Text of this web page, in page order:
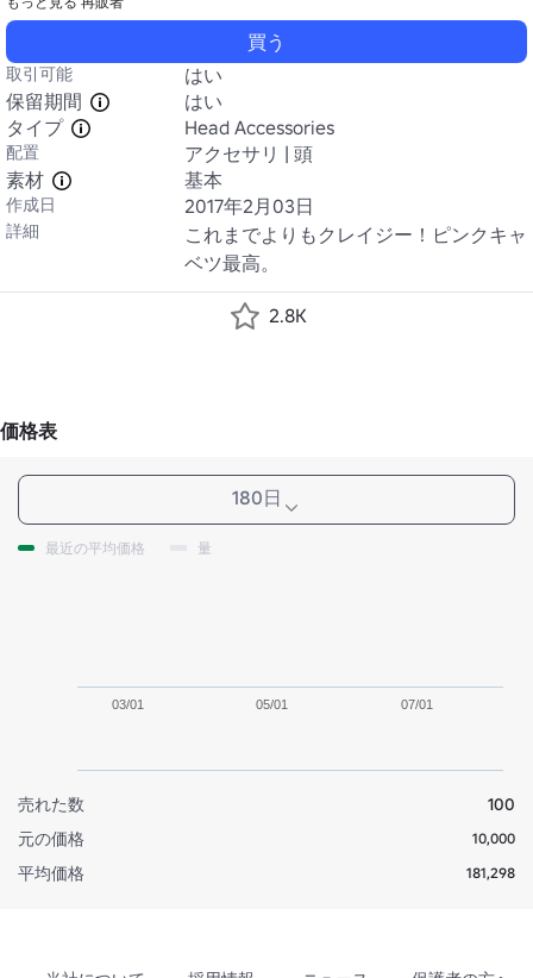
買う
取引可能
はい
保留期間
はい
タイプ
Head Accessories
配置
アクセサリ | 頭
素材
基本
作成日 2017年2月03日
詳細
これまでよりもクレイジー！ピンクキャ
ベツ最高。
2.8K
価格表
180日
最近の平均価格 量
03/01 05/01 07/01
売れた数
100
元の価格
10,000
平均価格 181,298